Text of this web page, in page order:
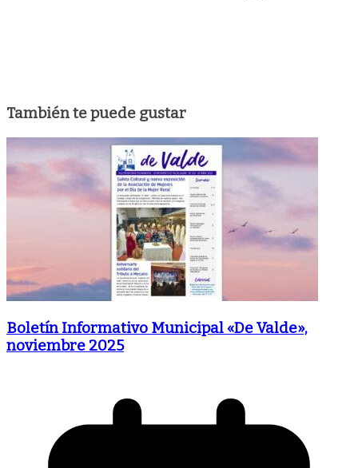
También te puede gustar
Boletín Informativo Municipal «De Valde»,
noviembre 2025